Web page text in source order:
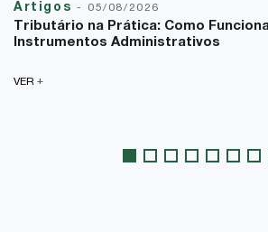
Artigos - 05/08/2026
Tributário na Prática: Como
Instrumentos Administrativos
VER +